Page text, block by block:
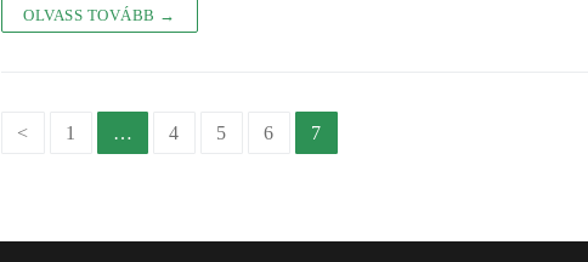
OLVASS TOVÁBB →
Bejegyzés
< 1 … 4 5 6 7